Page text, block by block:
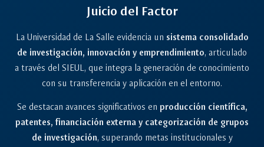
Juicio del Factor
La Universidad de La Salle evidencia un sistema consolidado
de investigación, innovación y emprendimiento, articulado
a través del SIEUL, que integra la generación de conocimiento
con su transferencia y aplicación en el entorno.
Se destacan avances significativos en producción científica,
patentes, financiación externa y categorización de grupos
de investigación, superando metas institucionales y